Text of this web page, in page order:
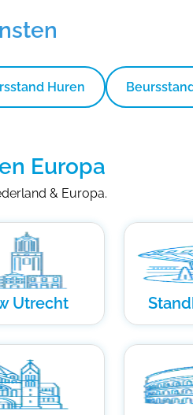
Huren
Europa
& Europa.
Utrecht